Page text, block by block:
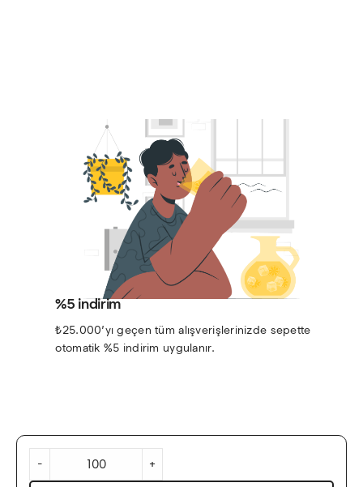
%5 indirim
₺25.000’yı geçen tüm alışverişlerinizde sepette
otomatik %5 indirim uygulanır.
Yapraklı
Modern
Yatay
- +